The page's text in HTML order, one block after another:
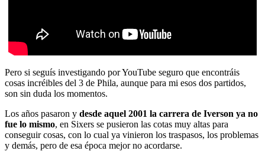
Pero si seguís investigando por YouTube seguro que encontráis
cosas incréibles del 3 de Phila, aunque para mi esos dos partidos,
son sin duda los momentos.
Los años pasaron y desde aquel 2001 la carrera de Iverson ya no
fue lo mismo, en Sixers se pusieron las cotas muy altas para
conseguir cosas, con lo cual ya vinieron los traspasos, los problemas
y demás, pero de esa época mejor no acordarse.